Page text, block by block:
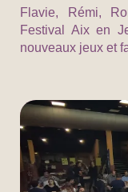
Flavie, Rémi,
Festival Aix en
nouveaux jeux et